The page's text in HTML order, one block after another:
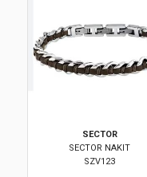
Diamond
Outlet
Prijava
SECTOR
SECTOR NAKIT
SZV123